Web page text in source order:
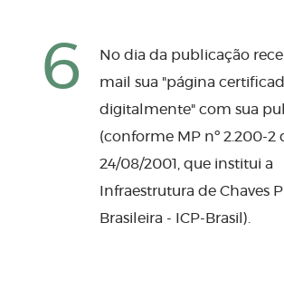
6
No dia da publicação
mail sua "página
digitalmente" com sua
(conforme MP nº 2.200-2
24/08/2001, que institui a
Infraestrutura de Chaves
Brasileira - ICP-Brasil).